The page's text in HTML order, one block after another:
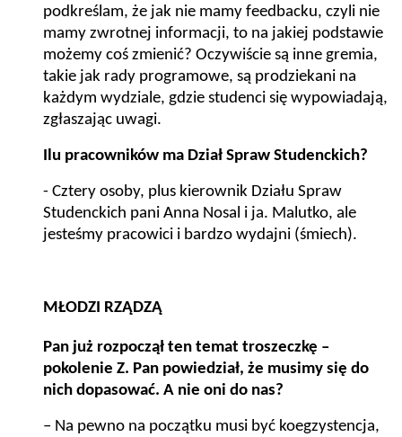
podkreślam, że jak nie mamy feedbacku, czyli nie
mamy zwrotnej informacji, to na jakiej podstawie
możemy coś zmienić? Oczywiście są inne gremia,
takie jak rady programowe, są prodziekani na
każdym wydziale, gdzie studenci się wypowiadają,
zgłaszając uwagi.
Ilu pracowników ma Dział Spraw Studenckich?
- Cztery osoby, plus kierownik Działu Spraw
Studenckich pani Anna Nosal i ja. Malutko, ale
jesteśmy pracowici i bardzo wydajni (śmiech).
MŁODZI RZĄDZĄ
Pan już rozpoczął ten temat troszeczkę –
pokolenie Z. Pan powiedział, że musimy się do
nich dopasować. A nie oni do nas?
– Na pewno na początku musi być koegzystencja,